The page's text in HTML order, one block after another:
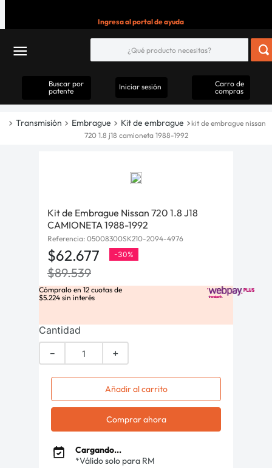
Ingresa al portal de ayuda
Buscar por
patente
Iniciar sesión
Carro de
compras
Transmisión Embrague Kit de embrague
kit de embrague nissan
720 1.8 j18 camioneta 1988-1992
Kit de Embrague Nissan 720 1.8 J18
CAMIONETA 1988-1992
Referencia: 05008300SK210-2094-4976
$62.677 -30%
$89.539
Cómpralo en 12 cuotas de
$5.224 sin interés
Cantidad
＋
－
Añadir al carrito
Comprar ahora
Cargando...
*Válido solo para RM